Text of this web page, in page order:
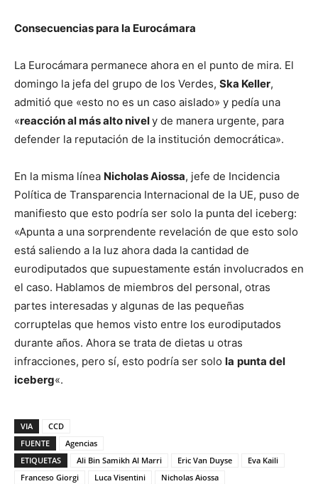
Consecuencias para la Eurocámara
La Eurocámara permanece ahora en el punto de mira. El
domingo la jefa del grupo de los Verdes, Ska Keller,
admitió que «esto no es un caso aislado» y pedía una
«reacción al más alto nively de manera urgente, para
defender la reputación de la institución democrática».
En la misma línea Nicholas Aiossa, jefe de Incidencia
Política de Transparencia Internacional de la UE, puso de
manifiesto que esto podría ser solo la punta del iceberg:
«Apunta a una sorprendente revelación de que esto solo
está saliendo a la luz ahora dada la cantidad de
eurodiputados que supuestamente están involucrados en
el caso. Hablamos de miembros del personal, otras
partes interesadas y algunas de las pequeñas
corruptelas que hemos visto entre los eurodiputados
durante años. Ahora se trata de dietas u otras
infracciones, pero sí, esto podría ser solo la punta del
iceberg«.
VIA
CCD
FUENTE
Agencias
ETIQUETAS
Ali Bin Samikh Al Marri Eric Van Duyse
Eva Kaili
Franceso Giorgi
Luca Visentini
Nicholas Aiossa